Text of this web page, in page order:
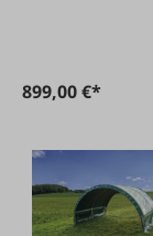
899,00 €*